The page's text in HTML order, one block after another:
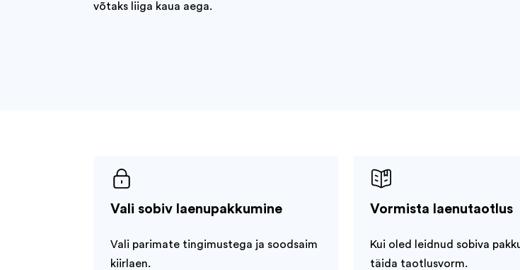
võtaks liiga kaua aega.
Vali sobiv laenupakkumine
Vali parimate tingimustega ja soodsaim
kiirlaen.
Vormista laenutaotlus
Kui oled leidnud sobiva
täida taotlusvorm.